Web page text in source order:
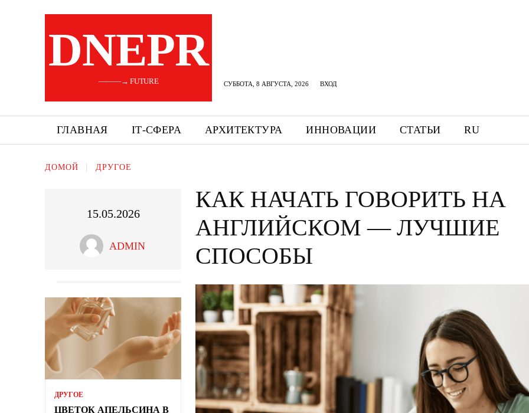
DNEPR
———→ FUTURE СУББОТА, 8 АВГУСТА, 2026 ВХОД
ГЛАВНАЯ ІТ-СФЕРА АРХИТЕКТУРА ИННОВАЦИИ СТАТЬИ RU
ДОМОЙ ДРУГОЕ
15.05.2026
ADMIN
ДРУГОЕ
ЦВЕТОК АПЕЛЬСИНА В
КАК НАЧАТЬ ГОВОРИТЬ НА
АНГЛИЙСКОМ — ЛУЧШИЕ
СПОСОБЫ